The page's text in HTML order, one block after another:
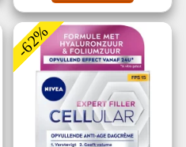
-62%